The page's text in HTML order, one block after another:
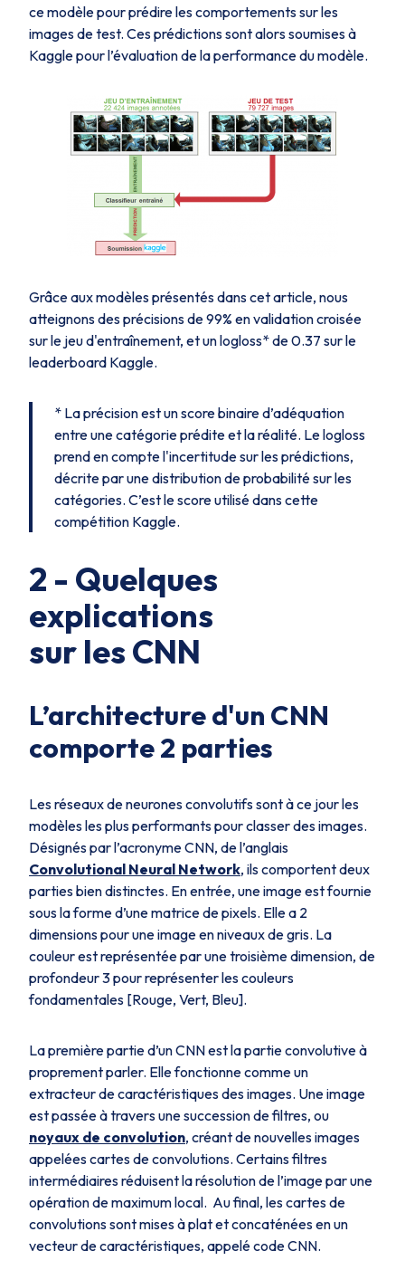
ce modèle pour prédire les comportements sur les
images de test. Ces prédictions sont alors soumises à
Kaggle pour l’évaluation de la performance du modèle.
Grâce aux modèles présentés dans cet article, nous
atteignons des précisions de 99% en validation croisée
sur le jeu d'entraînement, et un logloss* de 0.37 sur le
leaderboard Kaggle.
* La précision est un score binaire d’adéquation
entreunecatégorie prédite et la réalité. Le logloss
prend en compte l'incertitude sur les prédictions,
décrite par unedistributionde probabilité sur les
catégories. C’est le score utilisé dans cette
compétition Kaggle.
2 - Quelques
explications
sur les CNN
L’architecture d'un CNN
comporte 2 parties
Les réseaux de neurones convolutifs sont à ce jour les
modèles les plus performants pour classer des images.
Désignés par l’acronyme CNN, de l’anglais
Convolutional Neural Network, ils comportent deux
parties bien distinctes. En entrée, une image est fournie
sous la forme d’une matrice de pixels. Elle a 2
dimensions pour une image en niveaux de gris. La
couleur est représentée par une troisième dimension, de
profondeur 3 pour représenter les couleurs
fondamentales [Rouge, Vert, Bleu].
La première partie d’un CNN est la partie convolutive à
proprement parler. Elle fonctionne comme un
extracteur de caractéristiques des images. Une image
est passée à travers une succession de filtres, ou
noyaux de convolution, créant de nouvelles images
appelées cartes de convolutions. Certains filtres
intermédiaires réduisent la résolution de l’image par une
opération de maximum local. Au final, les cartes de
convolutions sont mises à plat et concaténées en un
vecteur de caractéristiques, appelé code CNN.